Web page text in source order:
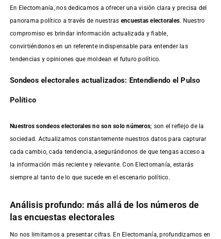
En Electomanía, nos dedicamos a ofrecer una visión clara y precisa del
panorama político a través de nuestras encuestas electorales. Nuestro
compromiso es brindar información actualizada y fiable,
convirtiéndonos en un referente indispensable para entender las
tendencias y opiniones que moldean el futuro político.
Sondeos electorales actualizados: Entendiendo el Pulso
Político
Nuestros sondeos electorales no son solo números; son el reflejo de la
sociedad. Actualizamos constantemente nuestros datos para capturar
cada cambio, cada tendencia, asegurándonos de que tengas acceso a
la información más reciente y relevante. Con Electomanía, estarás
siempre al tanto de lo que sucede en el escenario político.
Análisis profundo: más allá de los números de
las encuestas electorales
No nos limitamos a presentar cifras. En Electomanía, profundizamos en